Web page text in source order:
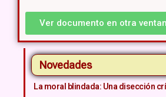
Ver documento en otra
Novedades
La moral blindada: Una disección